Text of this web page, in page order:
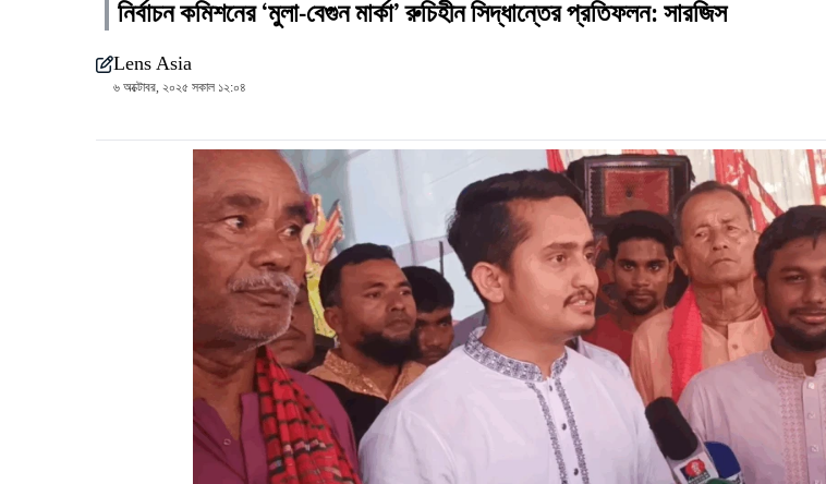
নির্বাচন কমিশনের ‘মুলা-বেগুন মার্কা’ রুচিহীন সিদ্ধান্তের প্রতিফলন: সারজিস
Lens Asia
৬ অক্টোবর, ২০২৫ সকাল ১২:০৪